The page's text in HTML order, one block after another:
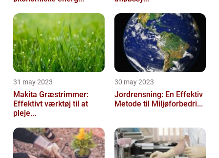
31 may 2023
Makita Græstrimmer:
Effektivt værktøj til at
pleje...
30 may 2023
Jordrensning: En Effektiv
Metode til Miljøforbedri...